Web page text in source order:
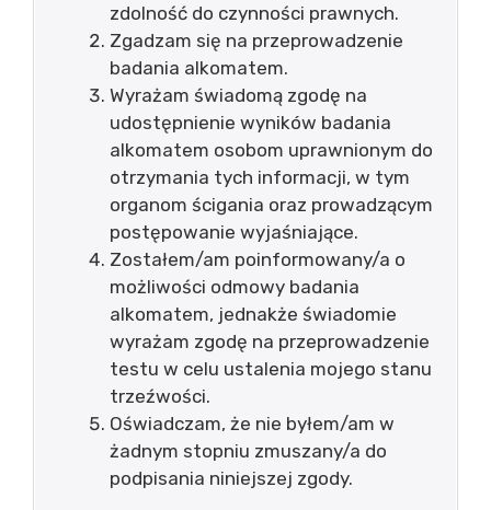
zdolność do czynności prawnych.
Zgadzam się na przeprowadzenie
badania alkomatem.
Wyrażam świadomą zgodę na
udostępnienie wyników badania
alkomatem osobom uprawnionym do
otrzymania tych informacji, w tym
organom ścigania oraz prowadzącym
postępowanie wyjaśniające.
Zostałem/am poinformowany/a o
możliwości odmowy badania
alkomatem, jednakże świadomie
wyrażam zgodę na przeprowadzenie
testu w celu ustalenia mojego stanu
trzeźwości.
Oświadczam, że nie byłem/am w
żadnym stopniu zmuszany/a do
podpisania niniejszej zgody.